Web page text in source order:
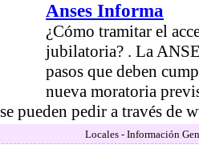
Anses Informa
¿Cómo tramitar el
jubilatoria? . La
pasos que deben
nueva moratoria
pueden pedir a través de
Locales - Información